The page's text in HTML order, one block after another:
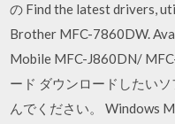
の Find the latest drivers,
Brother MFC-7860DW.
Mobile MFC-J860DN/
ード ダウンロードしたい
んでください。 Windows